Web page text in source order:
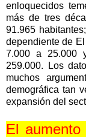
enloquecidos
más de tres
91.965
dependiente de
7.000 a 25.000
259.000. Los
muchos
demográfica tan
expansión del
El